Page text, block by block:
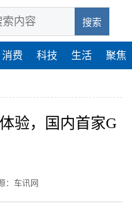
搜索
消费 科技 生活 聚焦
验，国内首家G
：车讯网